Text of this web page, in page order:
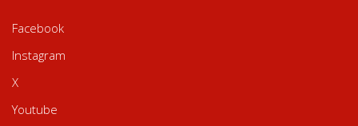
Facebook
Instagram
X
Youtube